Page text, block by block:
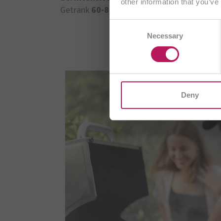
Necessary
Deny
Getränk 60-80 g , bspw.